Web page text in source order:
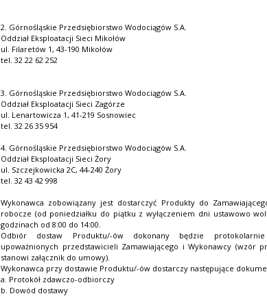
2. Górnośląskie Przedsiębiorstwo Wodociągów S.A.
Oddział Eksploatacji Sieci Mikołów
ul. Filaretów 1, 43-190 Mikołów
tel. 32 22 62 252
3. Górnośląskie Przedsiębiorstwo Wodociągów S.A.
Oddział Eksploatacji Sieci Zagórze
ul. Lenartowicza 1, 41-219 Sosnowiec
tel. 32 26 35 954
4. Górnośląskie Przedsiębiorstwo Wodociągów S.A.
Oddział Eksploatacji Sieci Żory
ul. Szczejkowicka 2C, 44-240 Żory
tel. 32 43 42 998
Wykonawca zobowiązany jest dostarczyć Produkty do
robocze (od poniedziałku do piątku z wyłączeniem dni ustawowo
godzinach od 8:00 do 14:00.
Odbiór dostaw Produktu/-ów dokonany będzie
upoważnionych przedstawicieli Zamawiającego i Wykonawcy (wzór
stanowi załącznik do umowy).
Wykonawca przy dostawie Produktu/-ów dostarczy następujące
a. Protokół zdawczo-odbiorczy
b. Dowód dostawy